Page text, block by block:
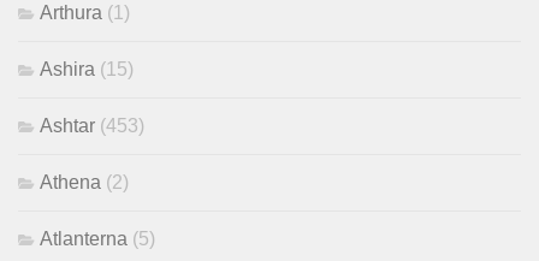
Arthura (1)
Ashira (15)
Ashtar (453)
Athena (2)
Atlanterna (5)